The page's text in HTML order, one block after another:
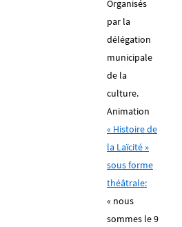
Organisés
par la
délégation
municipale
de la
culture.
Animation
« Histoire de
la Laïcité »
sous forme
théâtrale:
« nous
sommes le 9